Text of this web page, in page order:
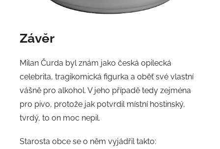
Závěr
Milan Čurda byl znám jako česká opilecká
celebrita, tragikomická figurka a oběť své vlastní
vášně pro alkohol. V jeho případě tedy zejména
pro pivo, protože jak potvrdil místní hostinský,
tvrdý, to on moc nepil.
Starosta obce se o něm vyjádřil takto: